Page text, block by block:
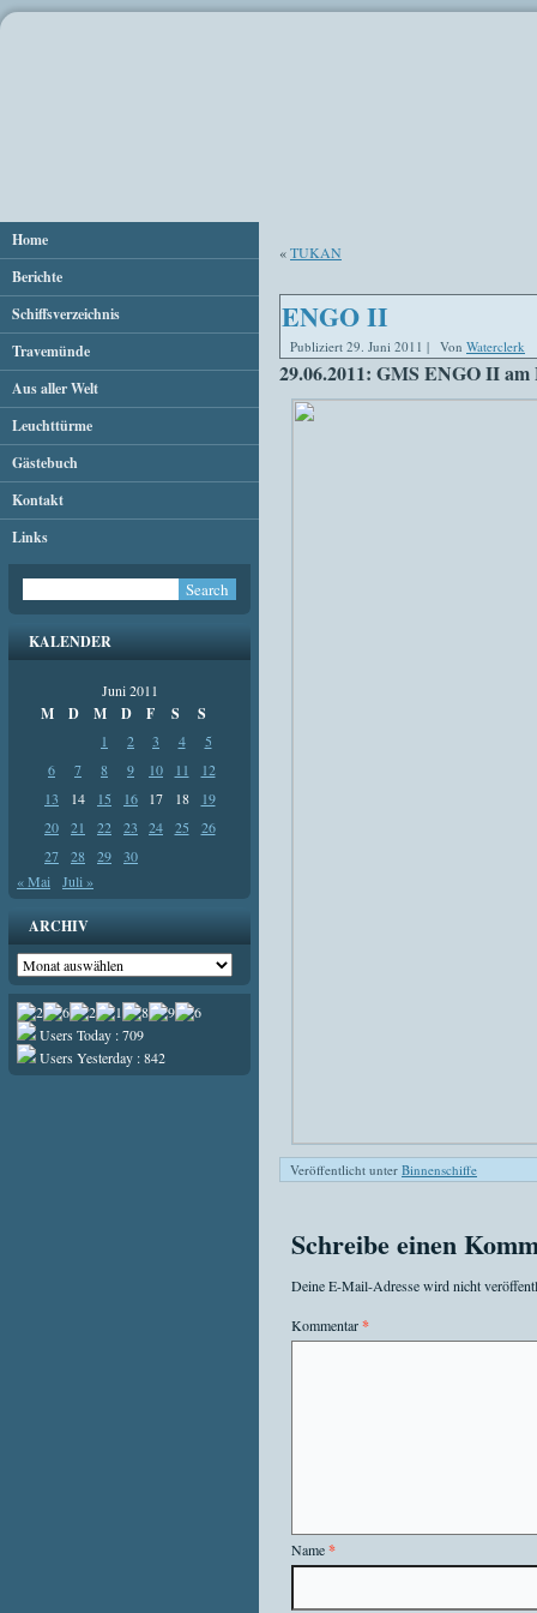
Home
Berichte
Schiffsverzeichnis
Travemünde
Aus aller Welt
Leuchttürme
Gästebuch
Kontakt
Links
KALENDER
Juni 2011
M D M D F S S
1 2 3 4
5
6
7 8 9 10 11
12
13
14 15 16 17 18
19
20
21 22 23 24 25
26
27
28 29
30
« Mai
Juli »
ARCHIV
Archiv
Users Today : 709
Users Yesterday : 842
«TUKAN
ENGO II
Publiziert 29. Juni 2011 | Von Waterclerk
29.06.2011: GMS ENGO II
Veröffentlicht unter Binnenschiffe
Schreibe einen
Deine E-Mail-Adresse wird nicht
Kommentar*
Name*